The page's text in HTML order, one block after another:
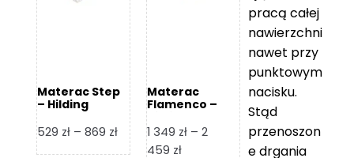
Materac Step
– Hilding
529 zł – 869 złZakres
cen:
Materac
Flamenco –
1 349 zł – 2
459 złZakres
pracą całej
nawierzchni
nawet przy
punktowym
nacisku.
Stąd
przenoszon
e drgania